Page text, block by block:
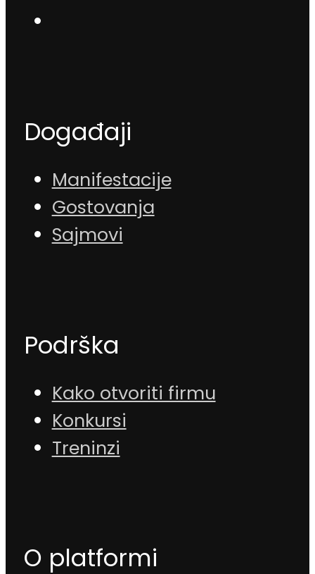
Događaji
Manifestacije
Gostovanja
Sajmovi
Podrška
Kako otvoriti firmu
Konkursi
Treninzi
O platformi